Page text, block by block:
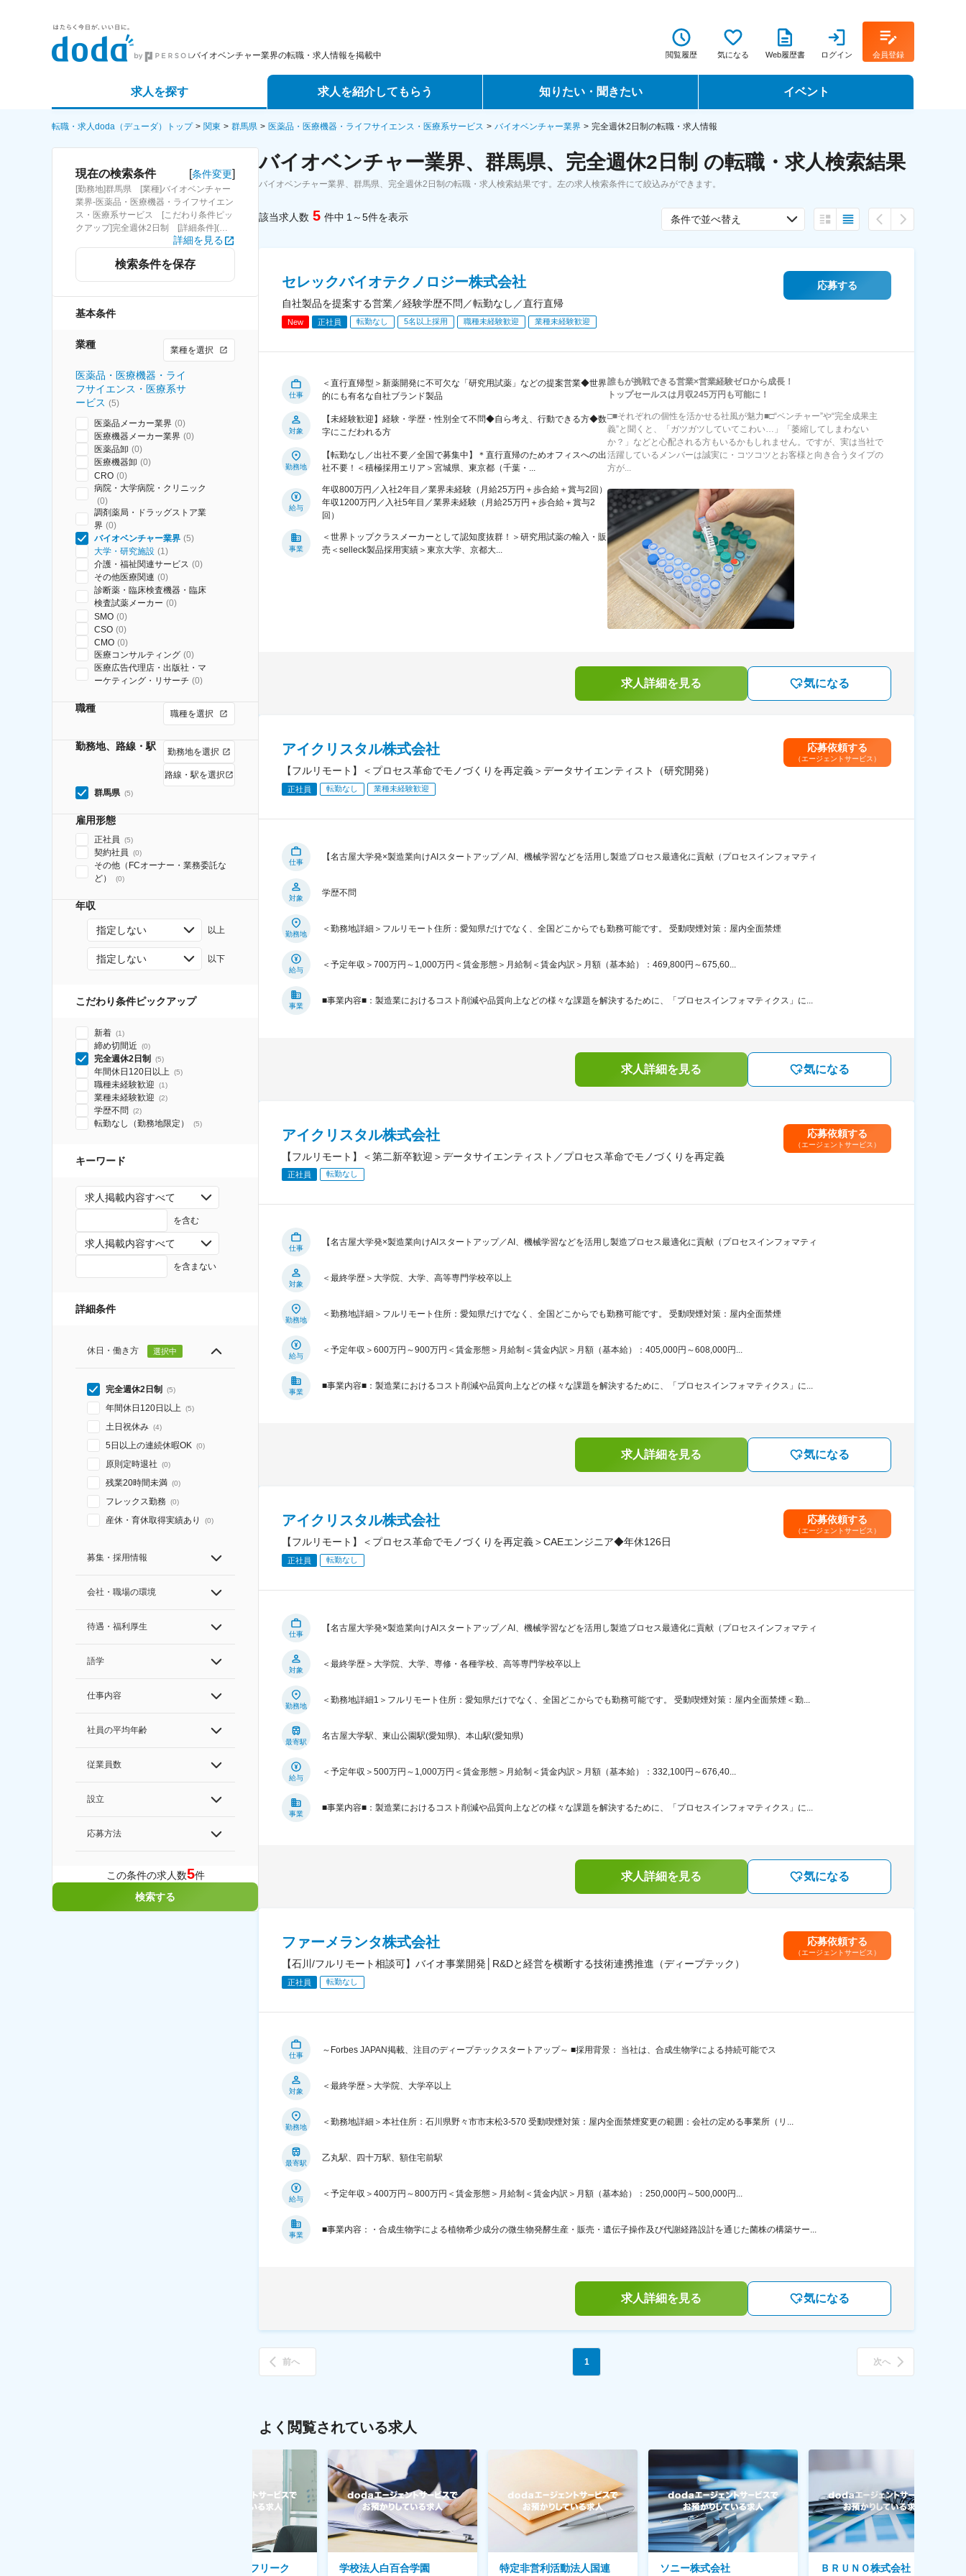
バイオベンチャー業界の転職・求人情報を掲載中 閲覧履歴 気になる Web履歴書 ログイン 会員登録
求人を探す
詳細条件から探す
求人特集から探す
求人を紹介してもらう
エージェントサービス
スカウトサービス
知りたい・聞きたい
転職ノウハウ
データで見る転職
イベント
転職イベント・転職セミナー
転職フェア
転職・求人doda（デューダ）トップ 関東 群馬県 医薬品・医療機器・ライフサイエンス・医療系サービス バイオベンチャー業界 完全週休2日制の転職・求人情報
現在の検索条件 [条件変更]
[勤務地]群馬県 [業種]バイオベンチャー
業界-医薬品・医療機器・ライフサイエン
ス・医療系サービス [こだわり条件ピッ
クアップ]完全週休2日制 [詳細条件](休
日・働き方)完全週休2日制詳細を見る
検索条件を保存
基本条件
業種 業種を選択
医薬品・医療機器・ライ
フサイエンス・医療系サ
ービス (5)
医薬品メーカー業界 (0)
医療機器メーカー業界 (0)
医薬品卸 (0)
医療機器卸 (0)
CRO (0)
病院・大学病院・クリニック
(0)
調剤薬局・ドラッグストア業
界 (0)
バイオベンチャー業界 (5)
大学・研究施設 (1)
介護・福祉関連サービス (0)
その他医療関連 (0)
診断薬・臨床検査機器・臨床
検査試薬メーカー (0)
SMO (0)
CSO (0)
CMO (0)
医療コンサルティング (0)
医療広告代理店・出版社・マ
ーケティング・リサーチ (0)
職種 職種を選択
勤務地、路線・駅 勤務地を選択
路線・駅を選択
群馬県 (5)
雇用形態
正社員 (5)
契約社員 (0)
その他（FCオーナー・業務委託な
ど）
(0)
年収
指定しない 以上
指定しない 以下
こだわり条件ピックアップ
新着 (1)
締め切間近 (0)
完全週休2日制 (5)
年間休日120日以上 (5)
職種未経験歓迎 (1)
業種未経験歓迎 (2)
学歴不問 (2)
転勤なし（勤務地限定） (5)
キーワード
求人掲載内容すべて
を含む
求人掲載内容すべて
を含まない
詳細条件
休日・働き方 選択中
完全週休2日制 (5)
年間休日120日以上 (5)
土日祝休み (4)
5日以上の連続休暇OK (0)
原則定時退社 (0)
残業20時間未満 (0)
フレックス勤務 (0)
産休・育休取得実績あり (0)
募集・採用情報
会社・職場の環境
待遇・福利厚生
語学
仕事内容
社員の平均年齢
従業員数
設立
応募方法
この条件の求人数5件
検索する
バイオベンチャー業界、群馬県、完全週休2日制 の転職・求人検索結果
バイオベンチャー業界、群馬県、完全週休2日制の転職・求人検索結果です。左の求人検索条件にて絞込みができます。
該当求人数 5 件中 1～5件を表示 条件で並べ替え
セレックバイオテクノロジー株式会社
自社製品を提案する営業／経験学歴不問／転勤なし／直行直帰
New 正社員 転勤なし 5名以上採用 職種未経験歓迎 業種未経験歓迎
応募する
仕事
＜直行直帰型＞新薬開発に不可欠な「研究用試薬」などの提案営業◆世界
的にも有名な自社ブランド製品
対象
【未経験歓迎】経験・学歴・性別全て不問◆自ら考え、行動できる方◆数
字にこだわれる方
勤務地
【転勤なし／出社不要／全国で募集中】＊直行直帰のためオフィスへの出
社不要！＜積極採用エリア＞宮城県、東京都（千葉・...
給与
年収800万円／入社2年目／業界未経験（月給25万円＋歩合給＋賞与2回）
年収1200万円／入社5年目／業界未経験（月給25万円＋歩合給＋賞与2
回）
事業
＜世界トップクラスメーカーとして認知度抜群！＞研究用試薬の輸入・販
売＜selleck製品採用実績＞東京大学、京都大...
誰もが挑戦できる営業×営業経験ゼロから成長！
トップセールスは月収245万円も可能に！
□■それぞれの個性を活かせる社風が魅力■□“ベンチャー”や“完全成果主
義”と聞くと、「ガツガツしていてこわい…」「萎縮してしまわない
か？」などと心配される方もいるかもしれません。ですが、実は当社で
活躍しているメンバーは誠実に・コツコツとお客様と向き合うタイプの
方が...
求人詳細を見る 気になる
アイクリスタル株式会社
【フルリモート】＜プロセス革命でモノづくりを再定義＞データサイエンティスト（研究開発）
正社員 転勤なし 業種未経験歓迎
応募依頼する
（エージェントサービス）
仕事
【名古屋大学発×製造業向けAIスタートアップ／AI、機械学習などを活用し製造プロセス最適化に貢献（プロセスインフォマティ
対象
学歴不問
勤務地
＜勤務地詳細＞フルリモート住所：愛知県だけでなく、全国どこからでも勤務可能です。 受動喫煙対策：屋内全面禁煙
給与
＜予定年収＞700万円～1,000万円＜賃金形態＞月給制＜賃金内訳＞月額（基本給）：469,800円～675,60...
事業
■事業内容■：製造業におけるコスト削減や品質向上などの様々な課題を解決するために、「プロセスインフォマティクス」に...
求人詳細を見る 気になる
アイクリスタル株式会社
【フルリモート】＜第二新卒歓迎＞データサイエンティスト／プロセス革命でモノづくりを再定義
正社員 転勤なし
応募依頼する
（エージェントサービス）
仕事
【名古屋大学発×製造業向けAIスタートアップ／AI、機械学習などを活用し製造プロセス最適化に貢献（プロセスインフォマティ
対象
＜最終学歴＞大学院、大学、高等専門学校卒以上
勤務地
＜勤務地詳細＞フルリモート住所：愛知県だけでなく、全国どこからでも勤務可能です。 受動喫煙対策：屋内全面禁煙
給与
＜予定年収＞600万円～900万円＜賃金形態＞月給制＜賃金内訳＞月額（基本給）：405,000円～608,000円...
事業
■事業内容■：製造業におけるコスト削減や品質向上などの様々な課題を解決するために、「プロセスインフォマティクス」に...
求人詳細を見る 気になる
アイクリスタル株式会社
【フルリモート】＜プロセス革命でモノづくりを再定義＞CAEエンジニア◆年休126日
正社員 転勤なし
応募依頼する
（エージェントサービス）
仕事
【名古屋大学発×製造業向けAIスタートアップ／AI、機械学習などを活用し製造プロセス最適化に貢献（プロセスインフォマティ
対象
＜最終学歴＞大学院、大学、専修・各種学校、高等専門学校卒以上
勤務地
＜勤務地詳細1＞フルリモート住所：愛知県だけでなく、全国どこからでも勤務可能です。 受動喫煙対策：屋内全面禁煙＜勤...
最寄駅
名古屋大学駅、東山公園駅(愛知県)、本山駅(愛知県)
給与
＜予定年収＞500万円～1,000万円＜賃金形態＞月給制＜賃金内訳＞月額（基本給）：332,100円～676,40...
事業
■事業内容■：製造業におけるコスト削減や品質向上などの様々な課題を解決するために、「プロセスインフォマティクス」に...
求人詳細を見る 気になる
ファーメランタ株式会社
【石川/フルリモート相談可】バイオ事業開発│R&Dと経営を横断する技術連携推進（ディープテック）
正社員 転勤なし
応募依頼する
（エージェントサービス）
仕事
～Forbes JAPAN掲載、注目のディープテックスタートアップ～ ■採用背景： 当社は、合成生物学による持続可能でス
対象
＜最終学歴＞大学院、大学卒以上
勤務地
＜勤務地詳細＞本社住所：石川県野々市市末松3-570 受動喫煙対策：屋内全面禁煙変更の範囲：会社の定める事業所（リ...
最寄駅
乙丸駅、四十万駅、額住宅前駅
給与
＜予定年収＞400万円～800万円＜賃金形態＞月給制＜賃金内訳＞月額（基本給）：250,000円～500,000円...
事業
■事業内容：・合成生物学による植物希少成分の微生物発酵生産・販売・遺伝子操作及び代謝経路設計を通じた菌株の構築サー...
求人詳細を見る 気になる
前へ 1 次へ
よく閲覧されている求人
株式会社ゲームフリーク 学校法人白百合学園 特定非営利活動法人国連 ソニー株式会社 ＢＲＵＮＯ株式会社